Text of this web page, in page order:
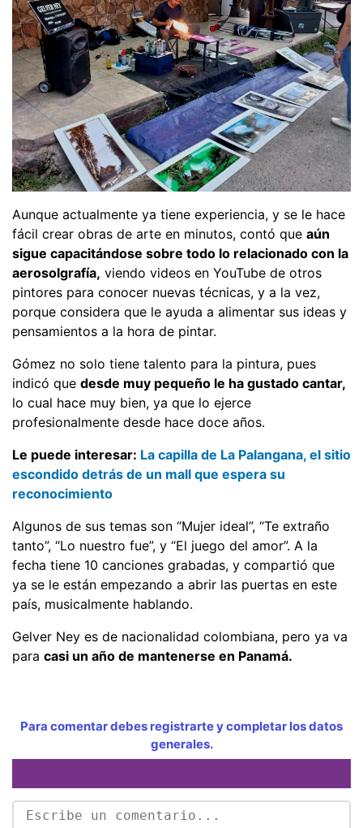
Aunque actualmente ya tiene experiencia, y se le hace
fácil crear obras de arte en minutos, contó que aún
sigue capacitándose sobre todo lo relacionado con la
aerosolgrafía, viendo videos en YouTube de otros
pintores para conocer nuevas técnicas, y a la vez,
porque considera que le ayuda a alimentar sus ideas y
pensamientos a la hora de pintar.
Gómez no solo tiene talento para la pintura, pues
indicó que desde muy pequeño le ha gustado cantar,
lo cual hace muy bien, ya que lo ejerce
profesionalmente desde hace doce años.
Le puede interesar: La capilla de La Palangana, el sitio
escondido detrás de un mall que espera su
reconocimiento
Algunos de sus temas son “Mujer ideal”, “Te extraño
tanto”, “Lo nuestro fue”, y “El juego del amor”. A la
fecha tiene 10 canciones grabadas, y compartió que
ya se le están empezando a abrir las puertas en este
país, musicalmente hablando.
Gelver Ney es de nacionalidad colombiana, pero ya va
para casi un año de mantenerse en Panamá.
Para comentar debes registrarte y completar los datos
generales.